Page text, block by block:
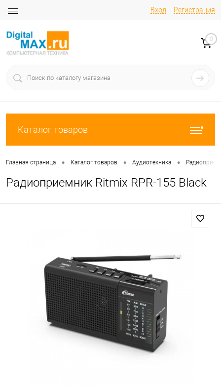
Вход Регистрация
0
Каталог товаров
Главная страница • Каталог товаров • Аудиотехника •
Радиоприемник Ritmix RPR-155 Black